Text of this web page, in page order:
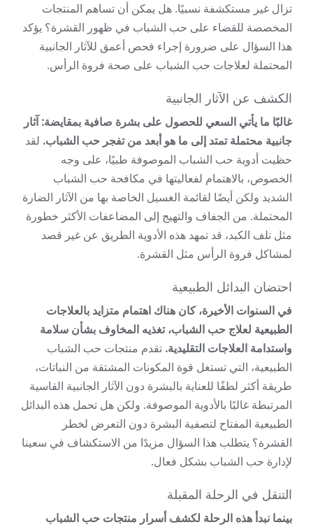
تزال غير مستكشفة نسبيًا. هل يمكن أن تساهم المنتجات
المخصصة للقضاء على حب الشباب في ظهور القشرة؟ يؤكد
هذا السؤال على ضرورة إجراء فحص أعمق للآثار الجانبية
المحتملة لعلاجات حب الشباب على صحة فروة الرأس.
الكشف عن الآثار الجانبية
غالبًا ما يأتي السعي للحصول على بشرة صافية بمقايضة: آثار
جانبية محتملة تمتد إلى ما هو أبعد من تفجر حب الشباب. لقد
حظيت أدوية حب الشباب الموصوفة طبيًا، على وجه
الخصوص، بالاهتمام لفعاليتها في مكافحة حب الشباب
الشديد ولكن أيضًا لقائمة الغسيل الخاصة بها من الآثار الضارة
المحتملة. من الجفاف والتهيج إلى المضاعفات الأكثر خطورة
مثل تلف الكبد، قد تمهد هذه الأدوية الطريق عن غير قصد
لمشاكل فروة الرأس مثل القشرة.
احتضان البدائل الطبيعية
في السنوات الأخيرة، كان هناك اهتمام متزايد بالعلاجات
الطبيعية لعلاج حب الشباب، تغذيه المخاوف بشأن سلامة
واستدامة العلاجات التقليدية. تقدم منتجات حب الشباب
الطبيعية، التي تستغل قوة المكونات المشتقة من النباتات،
طريقة أكثر لطفًا للعناية بالبشرة دون الآثار الجانبية القاسية
المرتبطة غالبًا بالأدوية الموصوفة. ولكن هل تحمل هذه البدائل
الطبيعية المفتاح لتصفية البشرة دون التعرض لخطر
القشرة؟ يتطلب هذا السؤال مزيدًا من الاستكشاف في سعينا
لإدارة حب الشباب بشكل فعال.
التنقل في الرحلة المقبلة
بينما نبدأ هذه الرحلة لكشف أسرار منتجات حب الشباب